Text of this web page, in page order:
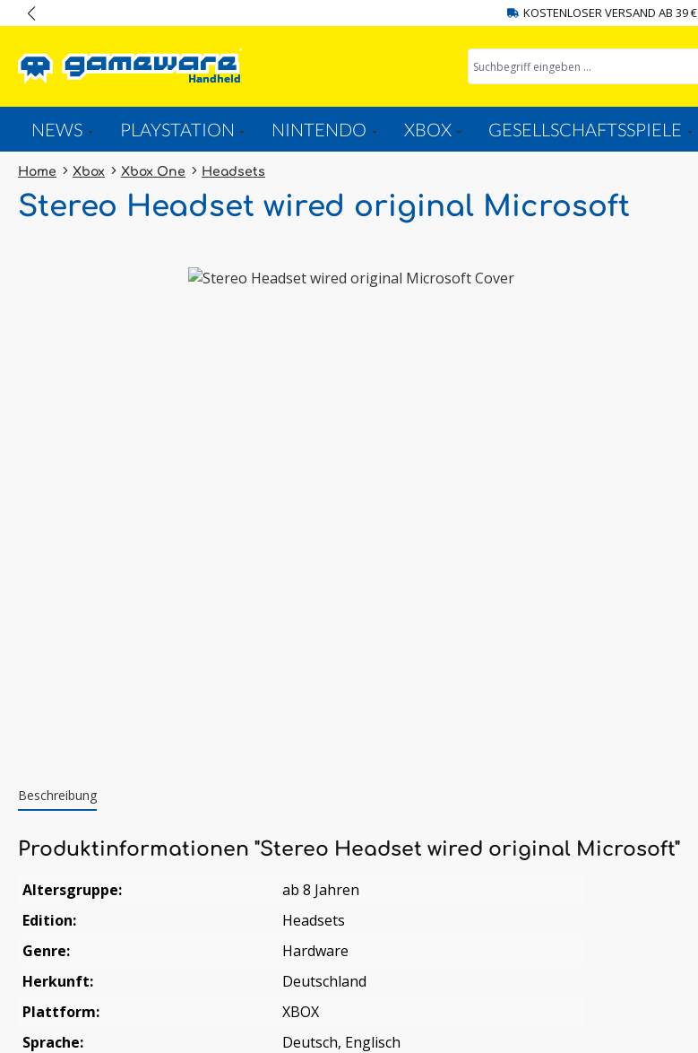
KOSTENLOSER VERSAND AB 39 €
NEWS PLAYSTATION NINTENDO XBOX GESELLSCHAFTSSPIELE
Home Xbox Xbox One Headsets
Stereo Headset wired original Microsoft
Bildergalerie überspringen
Beschreibung
Produktinformationen "Stereo Headset wired original Microsoft"
Altersgruppe:
ab 8 Jahren
Edition:
Headsets
Genre:
Hardware
Herkunft:
Deutschland
Plattform:
XBOX
Sprache:
Deutsch, Englisch